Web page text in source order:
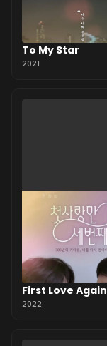
To My Star
2021
First Love Again
2022